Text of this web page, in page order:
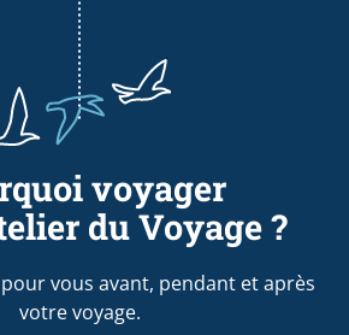
voyager
du Voyage ?
vous avant, pendant et après
votre voyage.